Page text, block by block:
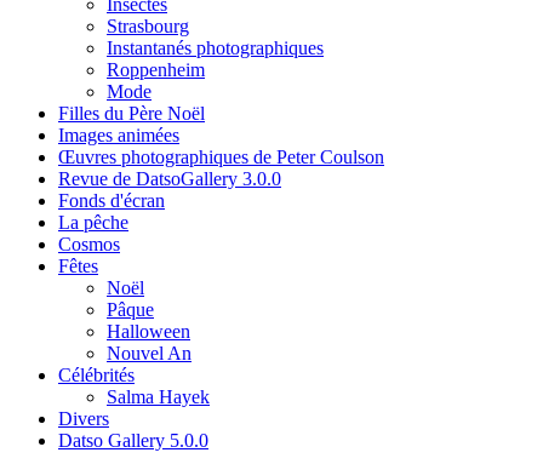
Strasbourg
Instantanés photographiques
Roppenheim
Mode
Filles du Père Noël
Images animées
Œuvres photographiques de Peter Coulson
Revue de DatsoGallery 3.0.0
Fonds d'écran
La pêche
Cosmos
Fêtes
Noël
Pâque
Halloween
Nouvel An
Célébrités
Salma Hayek
Divers
Datso Gallery 5.0.0